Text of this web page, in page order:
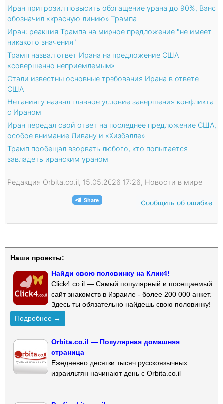
Иран пригрозил повысить обогащение урана до 90%, Вэнс
обозначил «красную линию» Трампа
Иран: реакция Трампа на мирное предложение "не имеет
никакого значения"
Трамп назвал ответ Ирана на предложение США
«совершенно неприемлемым»
Стали известны основные требования Ирана в ответе
США
Нетаниягу назвал главное условие завершения конфликта
с Ираном
Иран передал свой ответ на последнее предложение США,
особое внимание Ливану и «Хизбалле»
Трамп пообещал взорвать любого, кто попытается
завладеть иранским ураном
Редакция Orbita.co.il, 15.05.2026 17:26, Новости в мире
Сообщить об ошибке
Наши проекты:
Найди свою половинку на Клик4!
Click4.co.il — Самый популярный и посещаемый
сайт знакомств в Израиле - более 200 000 анкет.
Здесь ты обязательно найдешь свою половинку!
Подробнее →
Orbita.co.il — Популярная домашняя
страница
Ежедневно десятки тысяч русскоязычных
израильтян начинают день с Orbita.co.il